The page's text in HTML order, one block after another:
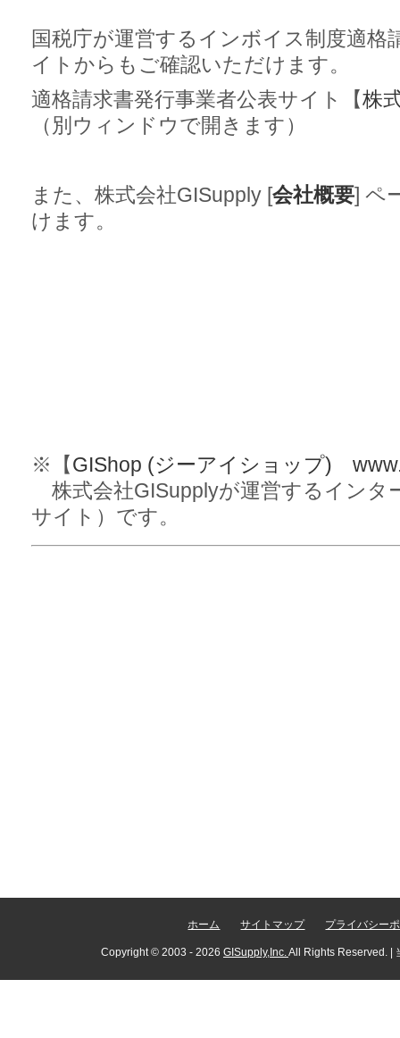
国税庁が運営するインボイス制度適格
イトからもご確認いただけます。
適格請求書発行事業者公表サイト【株
（別ウィンドウで開きます）
また、株式会社GISupply [会社概要] ペ
けます。
※【GIShop (ジーアイショップ)
株式会社GISupplyが運営するインタ
サイト）です。
ホーム サイトマップ プライバシー
Copyright © 2003 - 2026 GISupply,Inc. All Rights Reserved. |